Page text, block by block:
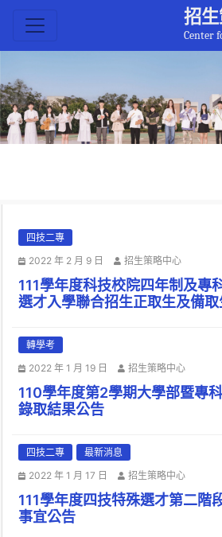
招
Center
四技二專
2022 年 2 月 9 日
招生策略中心
111學年度科技校院四年制及專
選才入學聯合招生正取生及備
轉學考
2022 年 1 月 19 日
招生策略中心
110學年度第2學期大學部暨專
錄取結果公告
四技二專
最新消息
2022 年 1 月 17 日
招生策略中心
111學年度四技特殊選才第二階
事宜公告